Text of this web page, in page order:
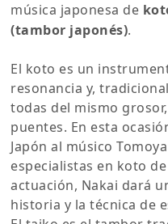
música japonesa de
(tambor japonés).
El koto es un
resonancia y,
todas del mismo
puentes. En esta
Japón al músico
especialistas en koto
actuación, Nakai dará
historia y la técnica de